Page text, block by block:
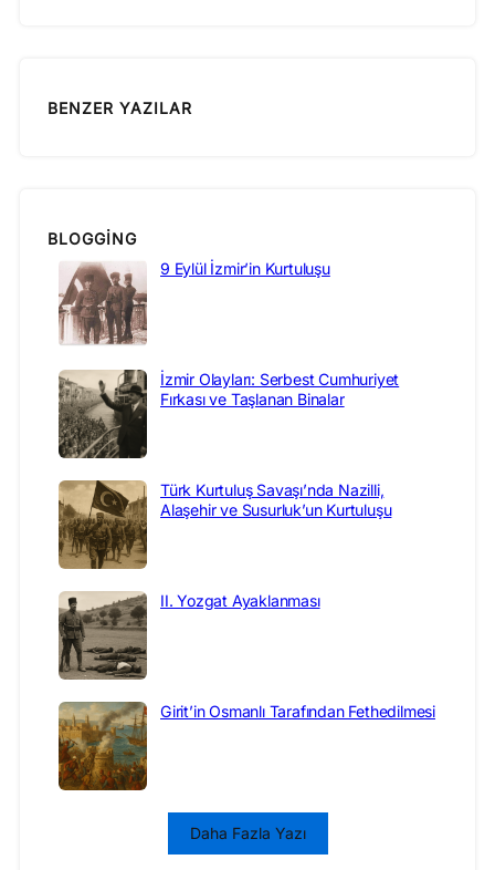
BENZER YAZILAR
BLOGGING
9 Eylül İzmir’in Kurtuluşu
İzmir Olayları: Serbest Cumhuriyet
Fırkası ve Taşlanan Binalar
Türk Kurtuluş Savaşı’nda Nazilli,
Alaşehir ve Susurluk’un Kurtuluşu
II. Yozgat Ayaklanması
Girit’in Osmanlı Tarafından Fethedilmesi
Daha Fazla Yazı